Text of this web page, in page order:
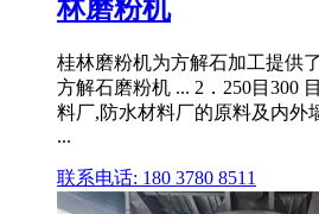
林磨粉机
桂林磨粉机为方解石加工提供
方解石磨粉机 ... 2．250目300
料厂,防水材料厂的原料及内外
...
联系电话: 180 3780 8511